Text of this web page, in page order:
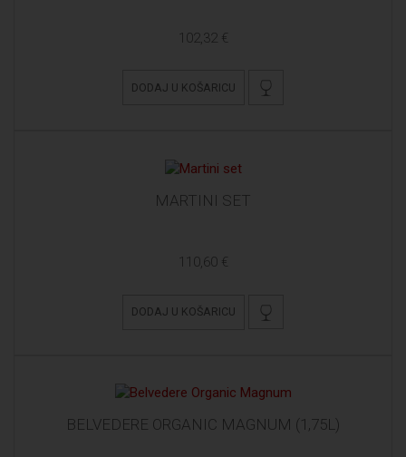
102,32 €
DODAJ U KOŠARICU
MARTINI SET
110,60 €
DODAJ U KOŠARICU
BELVEDERE ORGANIC MAGNUM (1,75L)